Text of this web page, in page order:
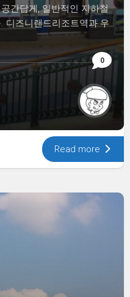
0
간답게, 일반적인 지하철
디즈니랜드리조트역과 우
Read more